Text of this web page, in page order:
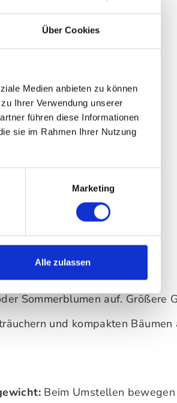
Über Cookies
Medien anbieten zu können
Ihrer Verwendung unserer
führen diese Informationen
sie im Rahmen Ihrer Nutzung
Marketing
Alle zulassen
Sommerblumen auf. Größere
und kompakten Bäumen
Beim Umstellen